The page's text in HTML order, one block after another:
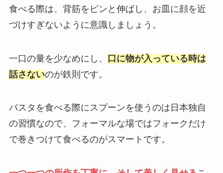
食べる際は、背筋をピンと伸ばし、お皿に顔を近
づけすぎないように意識しましょう。
一口の量を少なめにし、
口に物が入っている時は
話さないのが鉄則です。
パスタを食べる際にスプーンを使うのは日本独自
の習慣なので、フォーマルな場ではフォークだけ
で巻きつけて食べるのがスマートです。